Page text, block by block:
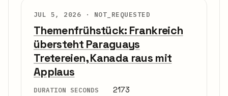
JUL 5, 2026 · NOT_REQUESTED
Themenfrühstück: Frankreich
übersteht Paraguays
Tretereien, Kanada raus mit
Applaus
DURATION SECONDS 2173